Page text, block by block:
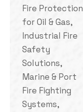
Fire Protection
for Oil & Gas,
Industrial Fire
Safety
Solutions,
Marine & Port
Fire Fighting
Systems,